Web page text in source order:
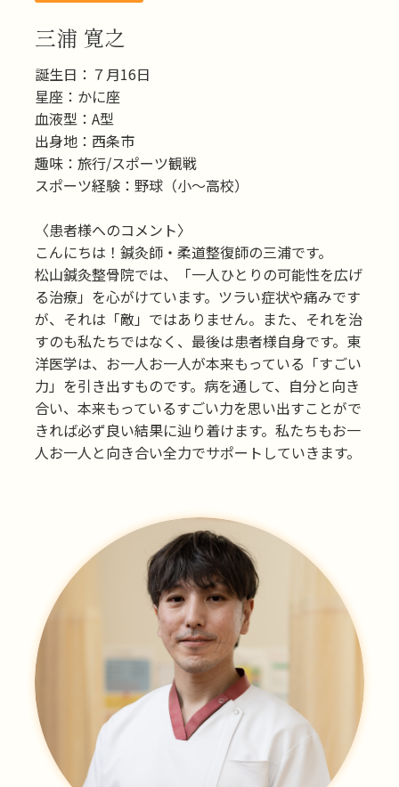
三浦 寛之
誕生日：７月16日
星座：かに座
血液型：A型
出身地：西条市
趣味：旅行/スポーツ観戦
スポーツ経験：野球（小〜高校）
〈患者様へのコメント〉
こんにちは！鍼灸師・柔道整復師の三浦です。
松山鍼灸整骨院では、「一人ひとりの可能性を広げ
る治療」を心がけています。ツラい症状や痛みです
が、それは「敵」ではありません。また、それを治
すのも私たちではなく、最後は患者様自身です。東
洋医学は、お一人お一人が本来もっている「すごい
力」を引き出すものです。病を通して、自分と向き
合い、本来もっているすごい力を思い出すことがで
きれば必ず良い結果に辿り着けます。私たちもお一
人お一人と向き合い全力でサポートしていきます。